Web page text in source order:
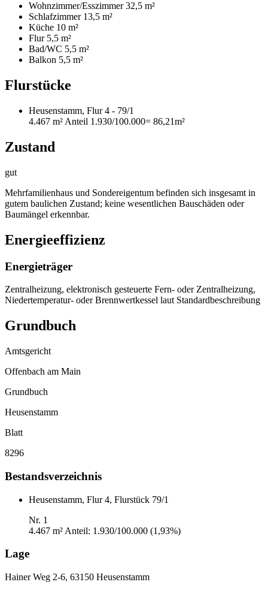
Wohnzimmer/Esszimmer32,5 m²
Schlafzimmer 13,5 m²
Küche 10 m²
Flur 5,5 m²
Bad/WC 5,5 m²
Balkon 5,5 m²
Flurstücke
Heusenstamm, Flur 4 - 79/1
4.467 m² Anteil 1.930/100.000= 86,21m²
Zustand
gut
Mehrfamilienhaus und Sondereigentum befinden sich insgesamt in
gutem baulichen Zustand; keine wesentlichen Bauschäden oder
Baumängel erkennbar.
Energieeffizienz
Energieträger
Zentralheizung, elektronisch gesteuerte Fern- oder Zentralheizung,
Niedertemperatur- oder Brennwertkessel laut Standardbeschreibung
Grundbuch
Amtsgericht
Offenbach am Main
Grundbuch
Heusenstamm
Blatt
8296
Bestandsverzeichnis
Heusenstamm, Flur 4, Flurstück 79/1
Nr. 1
4.467 m² Anteil: 1.930/100.000 (1,93%)
Lage
Hainer Weg 2-6, 63150 Heusenstamm